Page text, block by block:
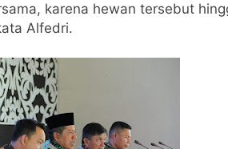
karena hewan tersebut
Alfedri.